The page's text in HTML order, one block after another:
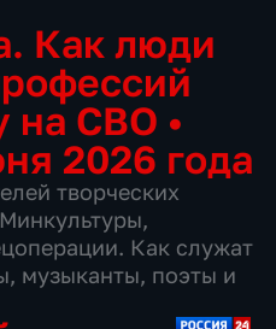
Как люди
на СВО •
2026 года
творческих
Как служат
музыканты, поэты и